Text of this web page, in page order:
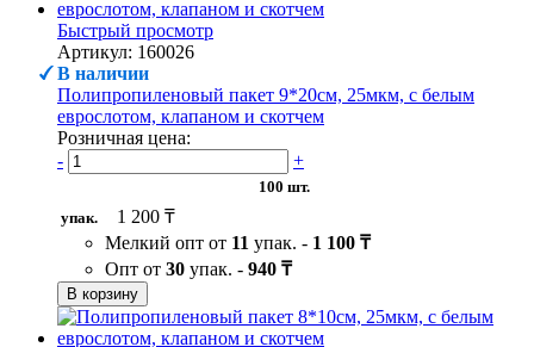
Быстрый просмотр
Артикул: 160026
В наличии
Полипропиленовый пакет 9*20см, 25мкм, с белым
еврослотом, клапаном и скотчем
Розничная цена:
-
+
100 шт.
упак.
1 200 ₸
Мелкий опт от 11 упак. - 1 100 ₸
Опт от 30 упак. - 940 ₸
В корзину